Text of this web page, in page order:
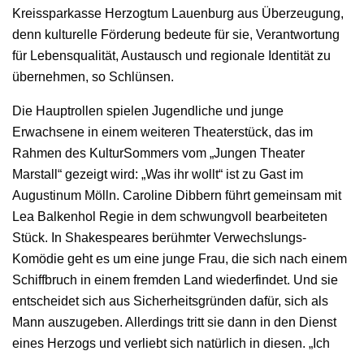
Kreissparkasse Herzogtum Lauenburg aus Überzeugung,
denn kulturelle Förderung bedeute für sie, Verantwortung
für Lebensqualität, Austausch und regionale Identität zu
übernehmen, so Schlünsen.
Die Hauptrollen spielen Jugendliche und junge
Erwachsene in einem weiteren Theaterstück, das im
Rahmen des KulturSommers vom „Jungen Theater
Marstall“ gezeigt wird: „Was ihr wollt“ ist zu Gast im
Augustinum Mölln. Caroline Dibbern führt gemeinsam mit
Lea Balkenhol Regie in dem schwungvoll bearbeiteten
Stück. In Shakespeares berühmter Verwechslungs-
Komödie geht es um eine junge Frau, die sich nach einem
Schiffbruch in einem fremden Land wiederfindet. Und sie
entscheidet sich aus Sicherheitsgründen dafür, sich als
Mann auszugeben. Allerdings tritt sie dann in den Dienst
eines Herzogs und verliebt sich natürlich in diesen. „Ich